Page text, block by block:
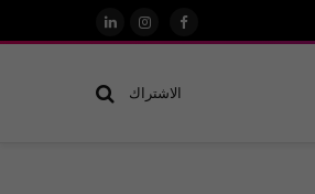
فيسبوكالانستغرام
لينكدإن
الاشتراك